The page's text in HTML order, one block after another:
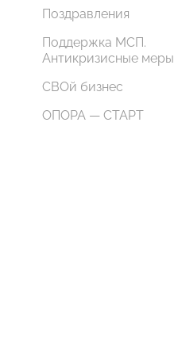
Поздравления
Поддержка МСП.
Антикризисные меры
СВОй бизнес
ОПОРА — СТАРТ